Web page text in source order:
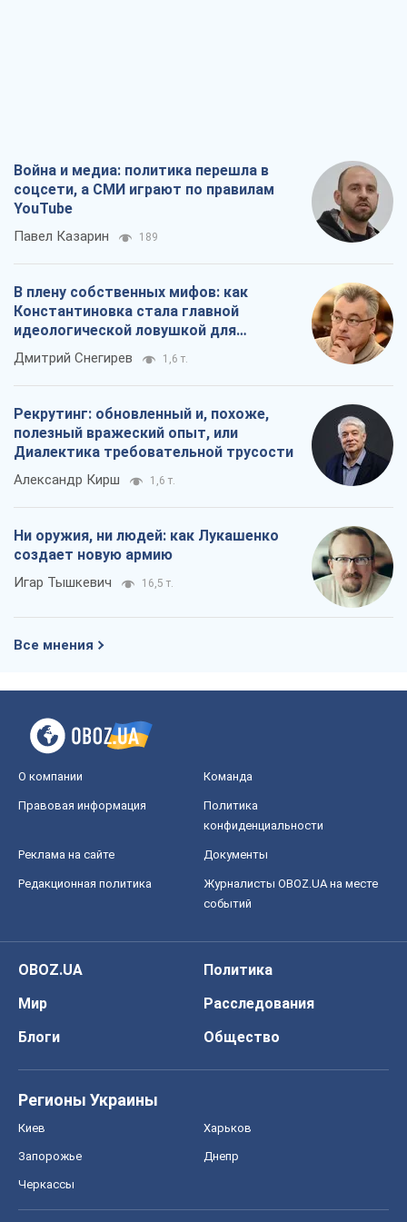
Война и медиа: политика перешла в
соцсети, а СМИ играют по правилам
YouTube
Павел Казарин 189
В плену собственных мифов: как
Константиновка стала главной
идеологической ловушкой для
российских оккупантов
Дмитрий Снегирев 1,6 т.
Рекрутинг: обновленный и, похоже,
полезный вражеский опыт, или
Диалектика требовательной трусости
Александр Кирш 1,6 т.
Ни оружия, ни людей: как Лукашенко
создает новую армию
Игар Тышкевич 16,5 т.
Все мнения
О компании Команда
Правовая информация
Политика
конфиденциальности
Реклама на сайте Документы
Редакционная политика
Журналисты OBOZ.UA на месте
событий
OBOZ.UA
Политика
Мир
Расследования
Блоги
Общество
Регионы Украины
Киев Харьков
Запорожье Днепр
Черкассы